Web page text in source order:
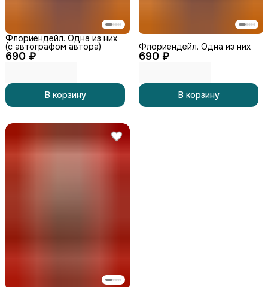
690 ₽
Флориендейл. Одна из них
(с автографом автора)
В корзину
690 ₽
Флориендейл. Одна из них
В корзину